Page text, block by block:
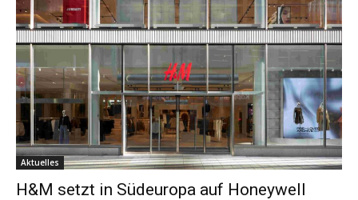
Aktuelles
H&M setzt in Südeuropa auf Honeywell